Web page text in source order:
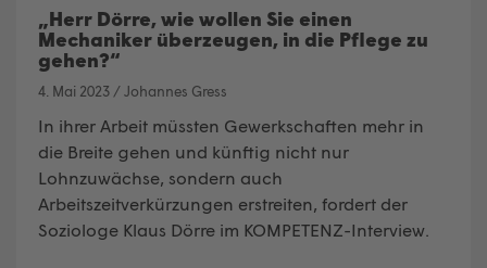
„Herr Dörre, wie wollen Sie einen
Mechaniker überzeugen, in die Pflege zu
gehen?“
4. Mai 2023 /Johannes Gress
In ihrer Arbeit müssten Gewerkschaften mehr in
die Breite gehen und künftig nicht nur
Lohnzuwächse, sondern auch
Arbeitszeitverkürzungen erstreiten, fordert der
Soziologe Klaus Dörre im KOMPETENZ-Interview.